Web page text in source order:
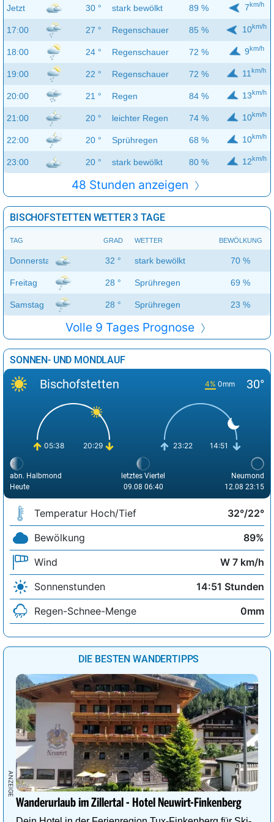
Jetzt 30 ° stark bewölkt 89 % 7km/h
17:00 27 ° Regenschauer 85 % 10km/h
18:00 24 ° Regenschauer 72 % 9km/h
19:00 22 ° Regenschauer 72 % 11 km/h
20:00 21 ° Regen 84 % 13km/h
21:00 20 ° leichter Regen 74 % 10km/h
22:00 20 ° Sprühregen 68 % 10km/h
23:00 20 ° stark bewölkt 80 % 12km/h
48 Stunden anzeigen
BISCHOFSTETTEN WETTER 3 TAGE
TAG GRAD WETTER BEWÖLKUNG
Donnerstag 32 ° stark bewölkt 70 %
Freitag 28 ° Sprühregen 69 %
Samstag 28 ° Sprühregen 23 %
Volle 9 Tages Prognose
SONNEN- UND MONDLAUF
Bischofstetten 4% 0mm 30°
05:38 20:29 23:22 14:51
abn. Halbmond
Heute
letztes Viertel
09.08 06:40
Neumond
12.08 23:15
Temperatur Hoch/Tief
32°/22°
Bewölkung
89%
Wind
W 7 km/h
Sonnenstunden
14:51 Stunden
Regen-Schnee-Menge
0mm
DIE BESTEN WANDERTIPPS
Wanderurlaub im Zillertal - Hotel Neuwirt-Finkenberg